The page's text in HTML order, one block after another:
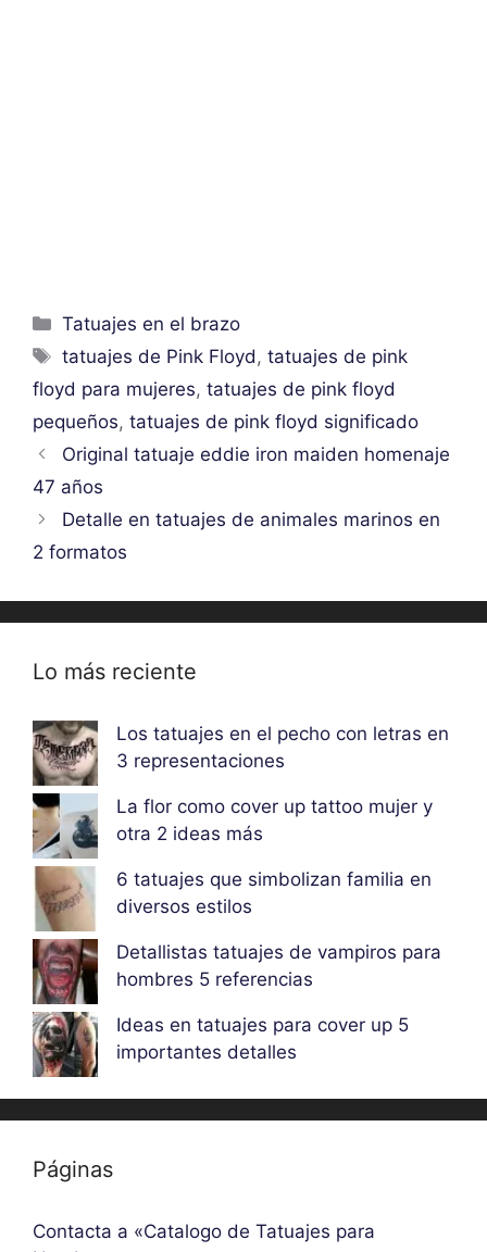
Categorías
Tatuajes en el brazo
Etiquetas
tatuajes de Pink Floyd,tatuajes de pink
floyd para mujeres, tatuajes de pink floyd
pequeños, tatuajes de pink floyd significado
Original tatuaje eddie iron maiden homenaje
47 años
Detalle en tatuajes de animales marinos en
2 formatos
Lo más reciente
Los tatuajes en el pecho con letras en
3 representaciones
La flor como cover up tattoo mujer y
otra 2 ideas más
6 tatuajes que simbolizan familia en
diversos estilos
Detallistas tatuajes de vampiros para
hombres 5 referencias
Ideas en tatuajes para cover up 5
importantes detalles
Páginas
Contacta a «Catalogo de Tatuajes para